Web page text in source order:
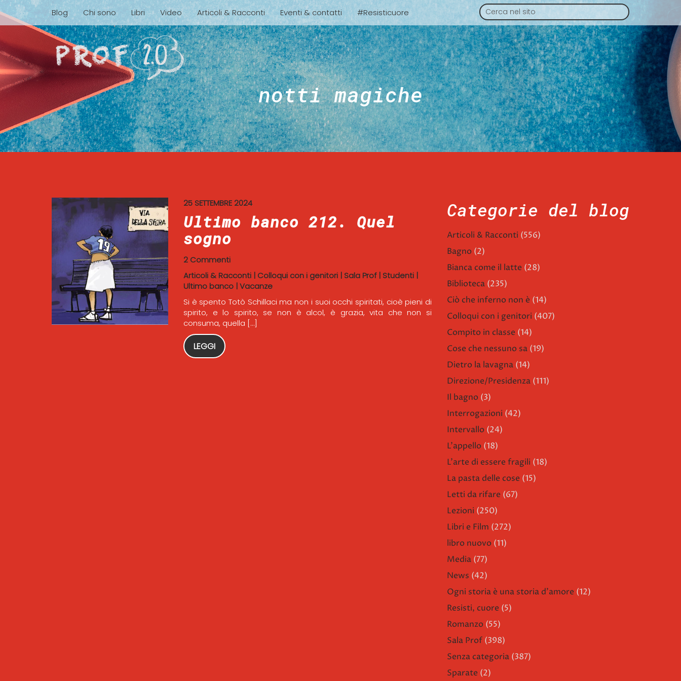
Blog Chi sono Libri Video Articoli & Racconti Eventi & contatti #Resisticuore
notti magiche
25 SETTEMBRE 2024
Ultimo banco 212. Quel
sogno
2 Commenti
Articoli & Racconti| Colloqui con i genitori| Sala Prof| Studenti|
Ultimo banco|Vacanze
Si è spento Totò Schillaci ma non i suoi occhi spiritati, cioè pieni di
spirito, e lo spirito, se non è alcol, è grazia, vita che non si
consuma, quella […]
LEGGI
Categorie del blog
Articoli & Racconti (556)
Bagno (2)
Bianca come il latte (28)
Biblioteca (235)
Ciò che inferno non è (14)
Colloqui con i genitori (407)
Compito in classe (14)
Cose che nessuno sa (19)
Dietro la lavagna (14)
Direzione/Presidenza (111)
Il bagno (3)
Interrogazioni (42)
Intervallo (24)
L'appello (18)
L'arte di essere fragili (18)
La pasta delle cose (15)
Letti da rifare (67)
Lezioni (250)
Libri e Film (272)
libro nuovo (11)
Media (77)
News (42)
Ogni storia è una storia d'amore (12)
Resisti, cuore (5)
Romanzo (55)
Sala Prof (398)
Senza categoria (387)
Sparate (2)